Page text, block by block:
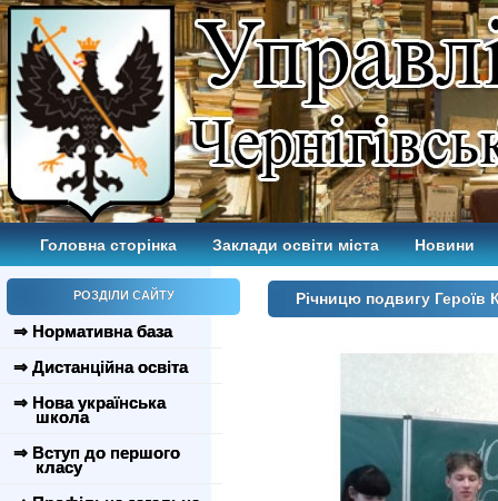
Головна сторінка Заклади освіти міста Новини
РОЗДІЛИ САЙТУ
⇒ Нормативна база
⇒ Дистанційна освіта
⇒ Нова українська
школа
⇒ Вступ до першого
класу
Річницю подвигу